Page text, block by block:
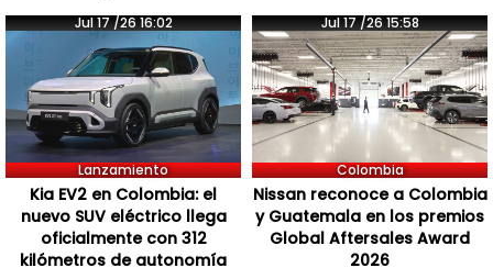
Jul 17 /26 16:02
Lanzamiento
Kia EV2 en Colombia: el
nuevo SUV eléctrico llega
oficialmente con 312
kilómetros de autonomía
Jul 17 /26 15:58
Colombia
Nissan reconoce a Colombia
y Guatemala en los premios
Global Aftersales Award
2026